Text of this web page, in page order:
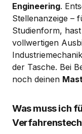
Engineering.
Stellenanzeige –
Studienform,
vollwertigen
der Tasche. Bei
noch deinen
Was muss ich